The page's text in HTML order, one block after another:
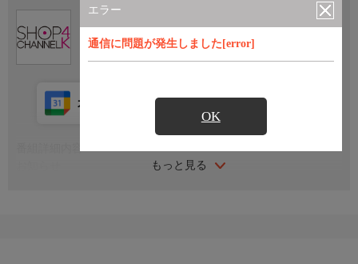
エラー
通信に問題が発生しました[error]
OK
もっと見る
カレンダー登録 アプリ視聴